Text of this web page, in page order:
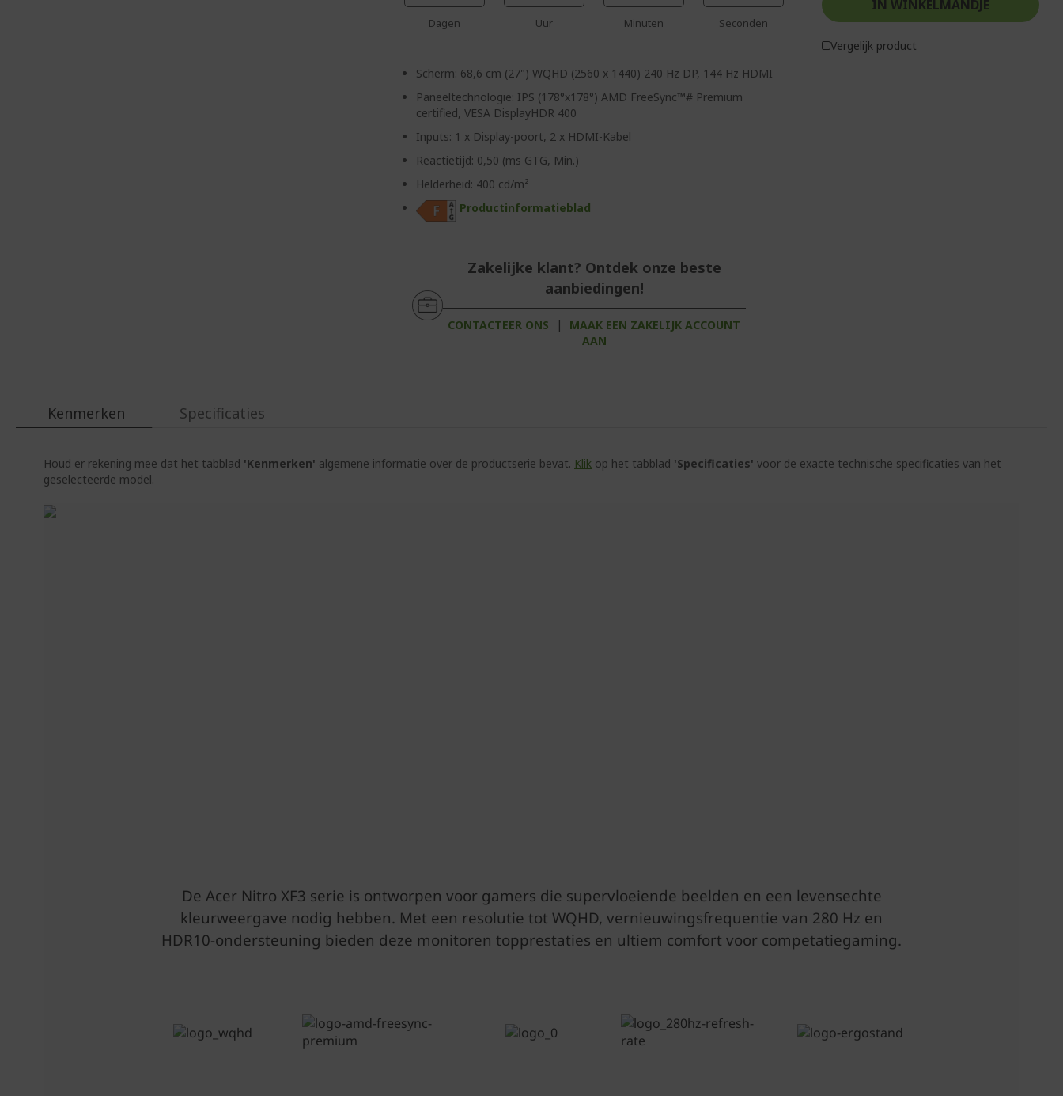
Dagen Uur Minuten Seconden
Scherm: 68,6 cm (27") WQHD (2560 x 1440) 240 Hz DP, 144 Hz HDMI
Paneeltechnologie: IPS (178°x178°) AMD FreeSync™# Premium
certified, VESA DisplayHDR 400
Inputs: 1 x Display-poort, 2 x HDMI-Kabel
Reactietijd: 0,50 (ms GTG, Min.)
Helderheid: 400 cd/m²
Productinformatieblad
Zakelijke klant? Ontdek onze beste
aanbiedingen!
CONTACTEER ONS |
MAAK EEN ZAKELIJK ACCOUNT
AAN
IN WINKELMANDJE
Vergelijk product
Kenmerken
Houd er rekening mee dat het tabblad 'Kenmerken' algemene informatie over de productserie bevat. Klik op het tabblad 'Specificaties' voor de exacte technische specificaties van het
geselecteerde model.
Specificaties